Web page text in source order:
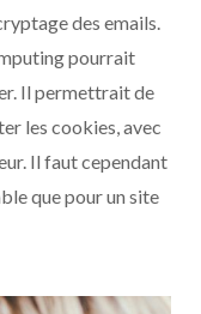
des emails.
pourrait
Il permettrait de
les cookies, avec
Il faut cependant
que pour un site